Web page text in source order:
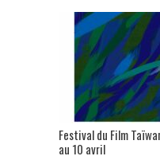
Festival du Film
au 10 avril